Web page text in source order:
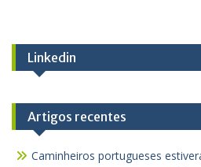
Linkedin
Artigos recentes
Caminheiros portugueses